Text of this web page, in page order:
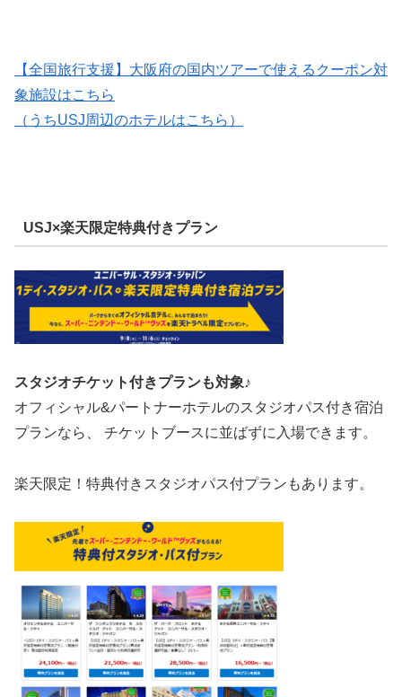
【全国旅行支援】大阪府の国内ツアーで使えるクーポン対
象施設はこちら
（うちUSJ周辺のホテルはこちら）
USJ×楽天限定特典付きプラン
スタジオチケット付きプランも対象♪
オフィシャル&パートナーホテルのスタジオパス付き宿泊
プランなら、 チケットブースに並ばずに入場できます。
楽天限定！特典付きスタジオパス付プランもあります。